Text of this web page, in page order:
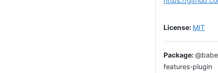
MIT
features-plugin